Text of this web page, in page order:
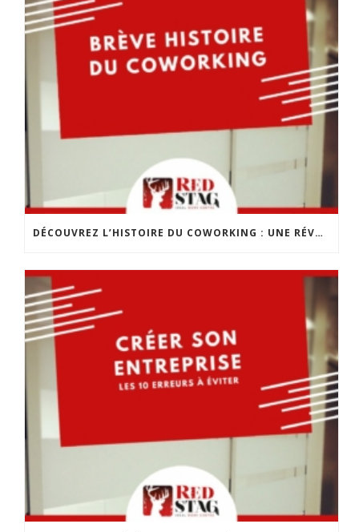
DÉCOUVREZ L’HISTOIRE DU COWORKING : UNE RÉVOLUTION DANS LE MONDE DU TRAVAIL